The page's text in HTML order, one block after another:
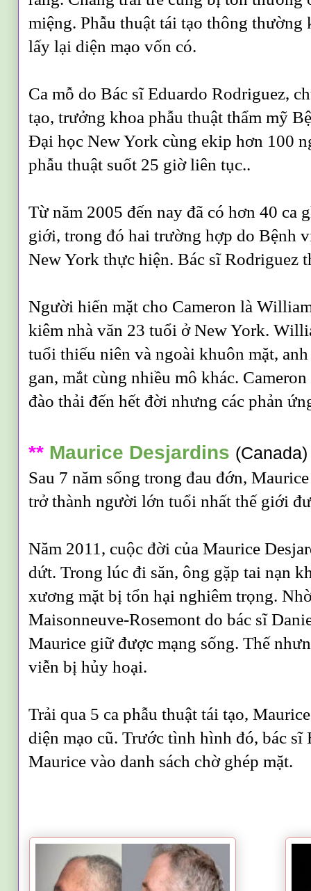
miệng. Phẫu thuật tái tạo thông
lấy lại diện mạo vốn có.
Ca mỗ do Bác sĩ Eduardo Rodriguez,
tạo, trưởng khoa phẫu thuật thẩm mỹ
Đại học New York cùng ekip hơn 100
phẫu thuật suốt 25 giờ liên tục..
Từ năm 2005 đến nay đã có hơn 40 ca
giới, trong đó hai trường hợp do Bệnh
New York thực hiện. Bác sĩ Rodriguez
Người hiến mặt cho Cameron là
kiêm nhà văn 23 tuổi ở New York.
tuổi thiếu niên và ngoài khuôn mặt,
gan, mắt cùng nhiều mô khác.
đào thải đến hết đời nhưng các phản
** Maurice Desjardins (Canada)
Sau 7 năm sống trong đau đớn,
trở thành người lớn tuổi nhất thế giới
Năm 2011, cuộc đời của Maurice
dứt. Trong lúc đi săn, ông gặp tai nạn
xương mặt bị tổn hại nghiêm trọng.
Maisonneuve-Rosemont do bác sĩ
Maurice giữ được mạng sống. Thế
viễn bị hủy hoại.
Trải qua 5 ca phẫu thuật tái tạo,
diện mạo cũ. Trước tình hình đó, bác
Maurice vào danh sách chờ ghép mặt.